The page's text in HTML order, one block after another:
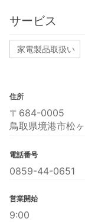
サービス
家電製品取扱い
住所
〒684-0005
鳥取県境港市松
電話番号
0859-44-0651
営業開始
9:00